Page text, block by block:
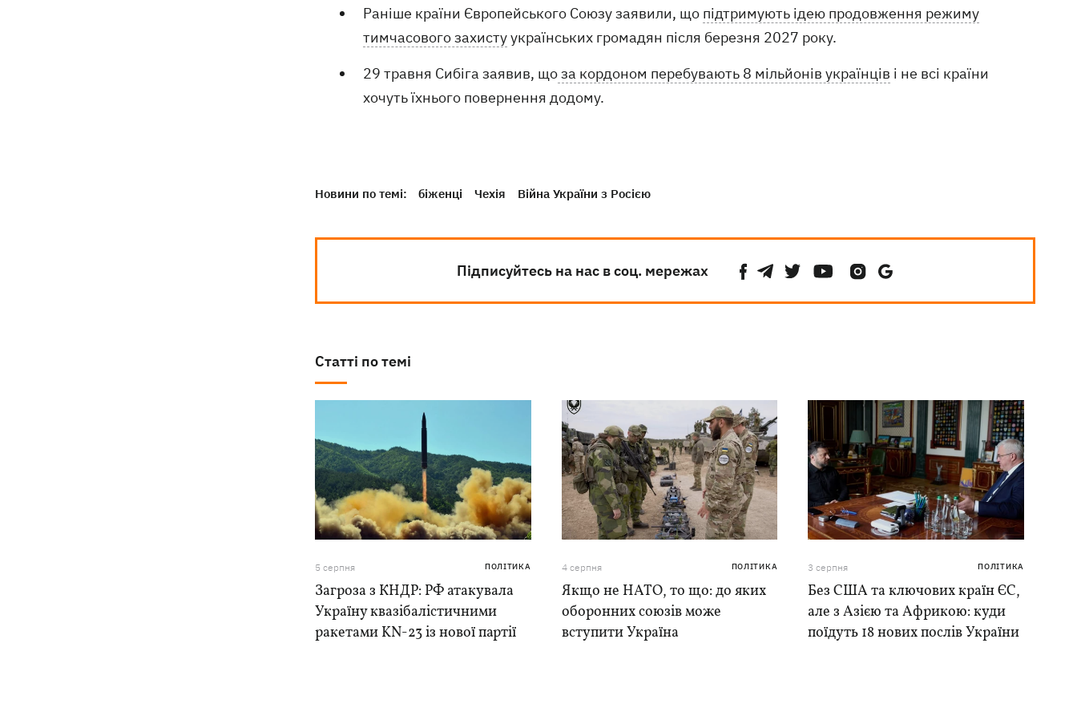
Раніше країни Європейського Союзу заявили, що підтримують ідею продовження режиму
тимчасового захистуукраїнських громадян після березня 2027 року.
29 травня Сибіга заявив, щоза кордоном перебувають 8 мільйонів українців і не всі країни
хочуть їхнього повернення додому.
Новини по темі: біженці Чехія Війна України з Росією
Підписуйтесь на нас в соц. мережах
Статті по темі
5 серпня ПОЛІТИКА
Загроза з КНДР: РФ атакувала
Україну квазібалістичними
ракетами KN-23 із нової партії
4 серпня ПОЛІТИКА
Якщо не НАТО, то що: до яких
оборонних союзів може
вступити Україна
3 серпня ПОЛІТИКА
Без США та ключових країн ЄС,
але з Азією та Африкою: куди
поїдуть 18 нових послів України